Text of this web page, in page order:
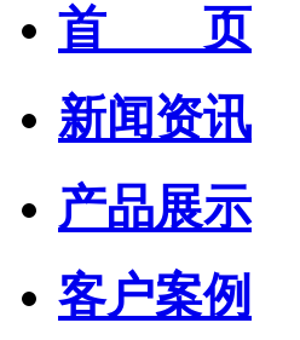
首 页
新闻资讯
产品展示
客户案例